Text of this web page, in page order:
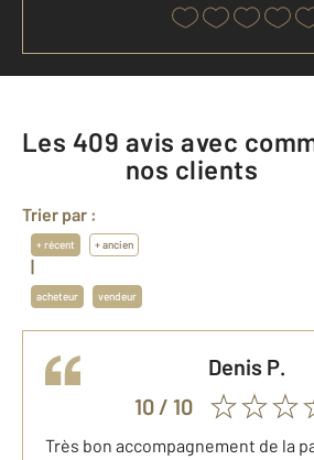
Les 409 avis avec
nos clients
Trier par :
+ récent + ancien
|
acheteur vendeur
Denis P.
10/ 10
Très bon accompagnement de la